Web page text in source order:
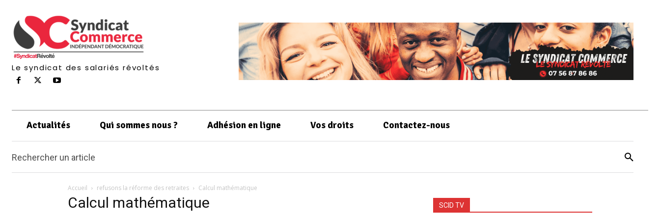
Le syndicat des salariés révoltés
Actualités Qui sommes nous ? Adhésion en ligne Vos droits Contactez-nous
Rechercher un article
Accueil refusons la réforme des retraites Calcul mathématique
Calcul mathématique SCID TV